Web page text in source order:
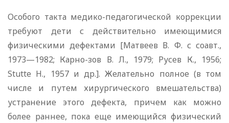
Особого такта медико-педагогической коррекции
требуют дети с действительно имеющимися
физическими дефектами [Матвеев В. Ф. с соавт.,
1973—1982; Карно-зов В. Л., 1979; Русев К., 1956;
Stutte H., 1957 и др.]. Желательно полное (в том
числе и путем хирургического вмешательства)
устранение этого дефекта, причем как можно
более раннее, пока еще имеющийся физический